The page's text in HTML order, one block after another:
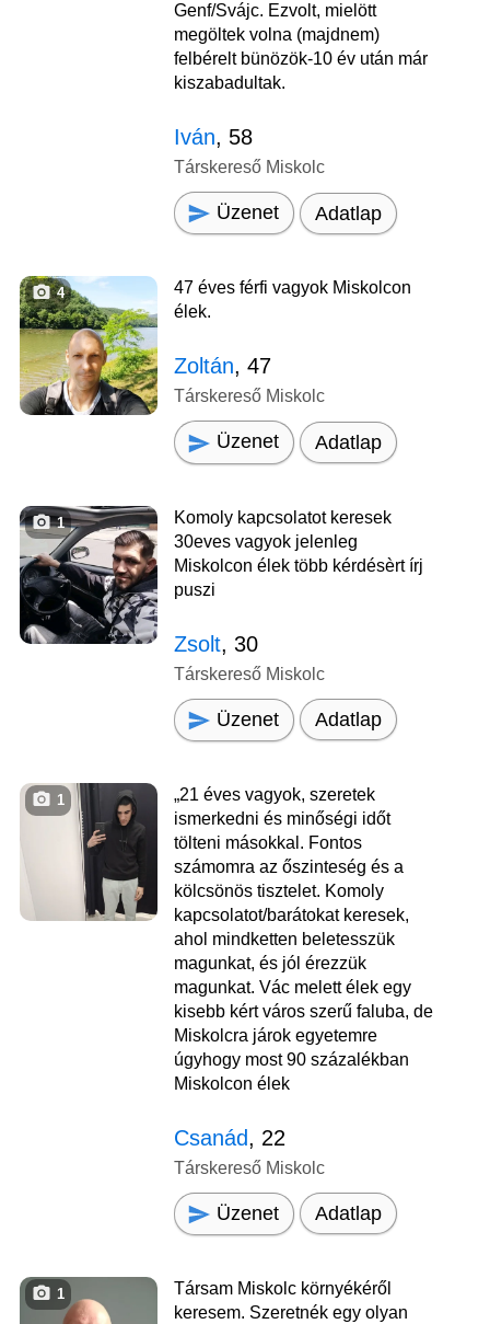
Genf/Svájc. Ezvolt, mielött
megöltek volna (majdnem)
felbérelt bünözök-10 év után már
kiszabadultak.
Iván, 58
Társkereső Miskolc
Üzenet Adatlap
4
47 éves férfi vagyok Miskolcon
élek.
Zoltán, 47
Társkereső Miskolc
Üzenet Adatlap
1
Komoly kapcsolatot keresek
30eves vagyok jelenleg
Miskolcon élek több kérdésèrt írj
puszi
Zsolt, 30
Társkereső Miskolc
Üzenet Adatlap
1
„21 éves vagyok, szeretek
ismerkedni és minőségi időt
tölteni másokkal. Fontos
számomra az őszinteség és a
kölcsönös tisztelet. Komoly
kapcsolatot/barátokat keresek,
ahol mindketten beletesszük
magunkat, és jól érezzük
magunkat. Vác melett élek egy
kisebb kért város szerű faluba, de
Miskolcra járok egyetemre
úgyhogy most 90 százalékban
Miskolcon élek
Csanád, 22
Társkereső Miskolc
Üzenet Adatlap
1
Társam Miskolc környékéről
keresem. Szeretnék egy olyan